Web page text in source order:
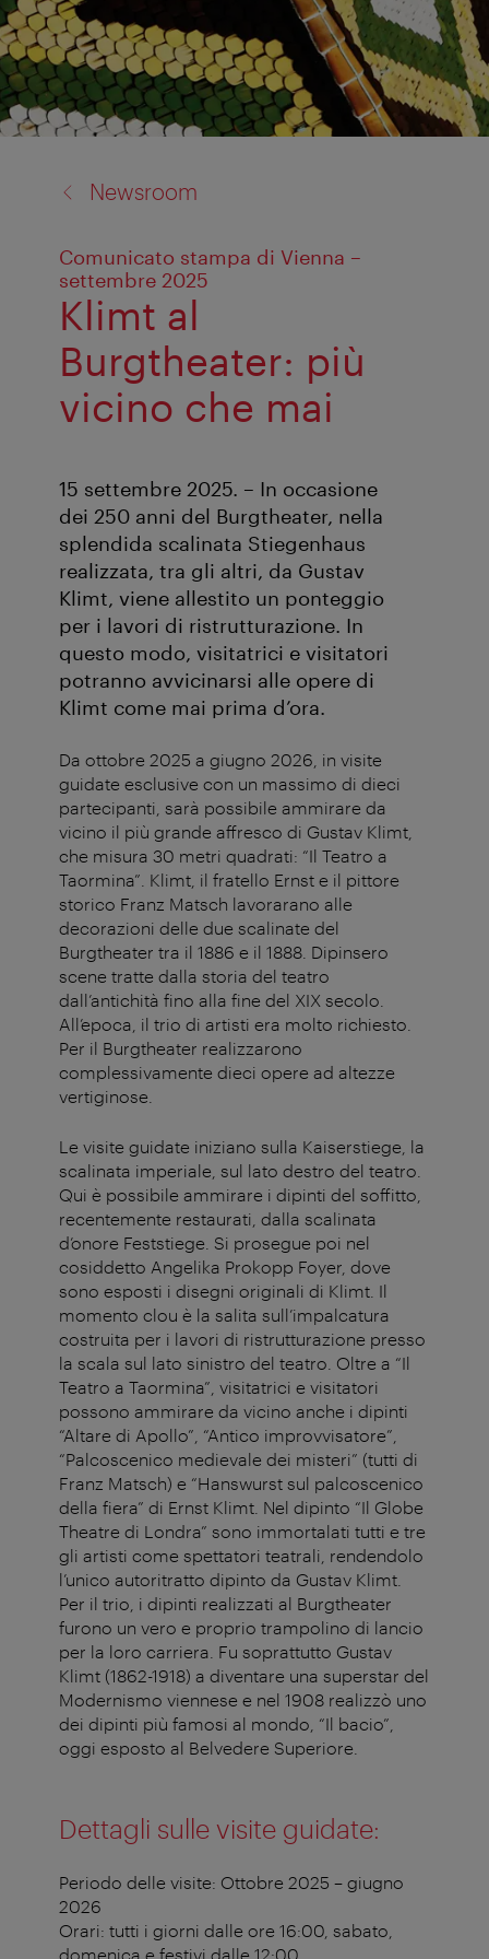
Newsroom
Comunicato stampa di Vienna –
settembre 2025
Klimt al
Burgtheater: più
vicino che mai
15 settembre 2025. – In occasione
dei 250 anni del Burgtheater, nella
splendida scalinata Stiegenhaus
realizzata, tra gli altri, da Gustav
Klimt, viene allestito un ponteggio
per i lavori di ristrutturazione. In
questo modo, visitatrici e visitatori
potranno avvicinarsi alle opere di
Klimt come mai prima d’ora.
Da ottobre 2025 a giugno 2026, in visite
guidate esclusive con un massimo di dieci
partecipanti, sarà possibile ammirare da
vicino il più grande affresco di Gustav Klimt,
che misura 30 metri quadrati: “Il Teatro a
Taormina”. Klimt, il fratello Ernst e il pittore
storico Franz Matsch lavorarano alle
decorazioni delle due scalinate del
Burgtheater tra il 1886 e il 1888. Dipinsero
scene tratte dalla storia del teatro
dall’antichità fino alla fine del XIX secolo.
All’epoca, il trio di artisti era molto richiesto.
Per il Burgtheater realizzarono
complessivamente dieci opere ad altezze
vertiginose.
Le visite guidate iniziano sulla Kaiserstiege, la
scalinata imperiale, sul lato destro del teatro.
Qui è possibile ammirare i dipinti del soffitto,
recentemente restaurati, dalla scalinata
d’onore Feststiege. Si prosegue poi nel
cosiddetto Angelika Prokopp Foyer, dove
sono esposti i disegni originali di Klimt. Il
momento clou è la salita sull’impalcatura
costruita per i lavori di ristrutturazione presso
la scala sul lato sinistro del teatro. Oltre a “Il
Teatro a Taormina”, visitatrici e visitatori
possono ammirare da vicino anche i dipinti
“Altare di Apollo”, “Antico improvvisatore”,
“Palcoscenico medievale dei misteri” (tutti di
Franz Matsch) e “Hanswurst sul palcoscenico
della fiera” di Ernst Klimt. Nel dipinto “Il Globe
Theatre di Londra” sono immortalati tutti e tre
gli artisti come spettatori teatrali, rendendolo
l’unico autoritratto dipinto da Gustav Klimt.
Per il trio, i dipinti realizzati al Burgtheater
furono un vero e proprio trampolino di lancio
per la loro carriera. Fu soprattutto Gustav
Klimt (1862-1918) a diventare una superstar del
Modernismo viennese e nel 1908 realizzò uno
dei dipinti più famosi al mondo, “Il bacio”,
oggi esposto al Belvedere Superiore.
Dettagli sulle visite guidate:
Periodo delle visite: Ottobre 2025 – giugno
2026
Orari: tutti i giorni dalle ore 16:00, sabato,
domenica e festivi dalle 12:00